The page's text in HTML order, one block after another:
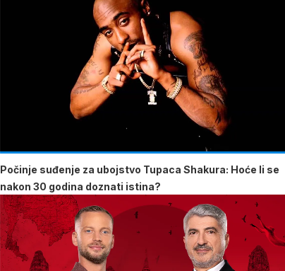
Počinje suđenje za ubojstvo Tupaca Shakura: Hoće li se
nakon 30 godina doznati istina?